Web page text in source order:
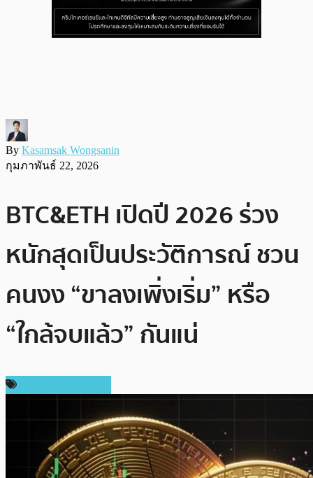
By Kasamsak Wongsanin
กุมภาพันธ์ 22, 2026
BTC&ETH เปิดปี 2026 ร่วง
หนักสุดเป็นประวัติการณ์ ชวน
คนงง “ขาลงเพิ่งเริ่ม” หรือ
“ใกล้จบแล้ว” กันแน่